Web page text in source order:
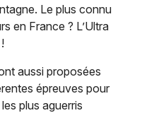
Le plus connu
en France ? L’Ultra
aussi proposées
épreuves pour
plus aguerris